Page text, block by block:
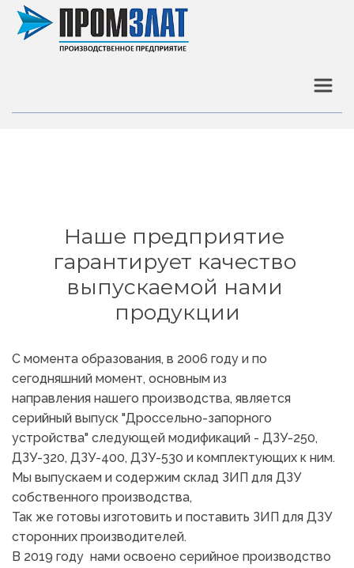
Наше предприятие
гарантирует качество
выпускаемой нами
продукции
С момента образования, в 2006 году и по
сегодняшний момент, основным из
направления нашего производства, является
серийный выпуск "Дроссельно-запорного
устройства" следующей модификаций - ДЗУ-250,
ДЗУ-320, ДЗУ-400, ДЗУ-530 и комплектующих к ним.
Мы выпускаем и содержим склад ЗИП для ДЗУ
собственного производства,
Так же готовы изготовить и поставить ЗИП для ДЗУ
сторонних производителей.
В 2019 году  нами освоено серийное производство